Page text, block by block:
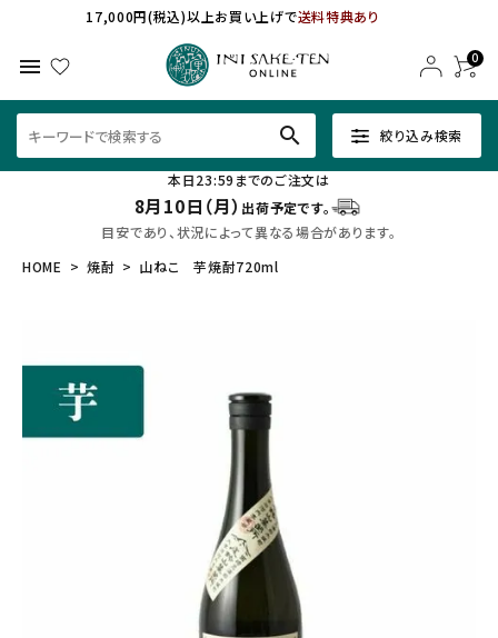
17,000円(税込)以上お買い上げで送料特典あり
menu 0
絞り込み検索
search
本日23:59までのご注文は
8月10日（月） 出荷予定です。
目安であり、状況によって異なる場合があります。
HOME
焼酎 山ねこ 芋焼酎720ml